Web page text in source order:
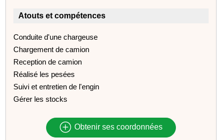
Atouts et compétences
Conduite d'une chargeuse
Chargement de camion
Reception de camion
Réalisé les pesées
Suivi et entretien de l'engin
Gérer les stocks
Obtenir ses coordonnées